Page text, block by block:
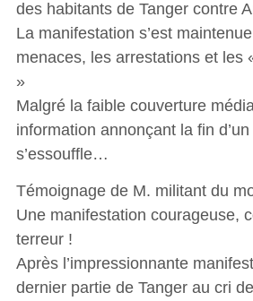
des habitants de Tanger contre
La manifestation s’est
menaces, les arrestations et les
»
Malgré la faible couverture
information annonçant la fin
s’essouffle…
Témoignage de M. militant du
Une manifestation courageuse,
terreur !
Après l’impressionnante
dernier partie de Tanger au cri